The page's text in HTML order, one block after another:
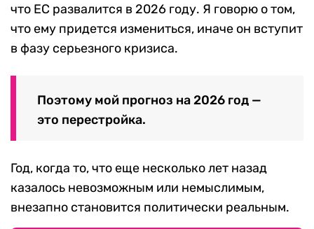
что ЕС развалится в 2026 году. Я говорю о том,
что ему придется измениться, иначе он вступит
в фазу серьезного кризиса.
Поэтому мой прогноз на 2026 год —
это перестройка.
Год, когда то, что еще несколько лет назад
казалось невозможным или немыслимым,
внезапно становится политически реальным.